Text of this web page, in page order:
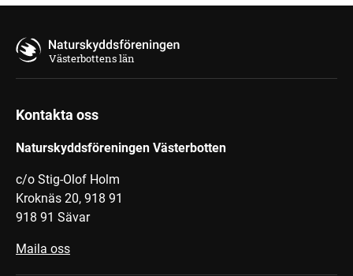
Västerbottens län
Kontakta oss
Naturskyddsföreningen Västerbotten
c/o Stig-Olof Holm
Kroknäs 20, 918 91
918 91 Sävar
Maila oss